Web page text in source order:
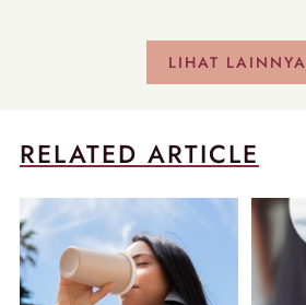
LIHAT LAINNYA
RELATED ARTICLE